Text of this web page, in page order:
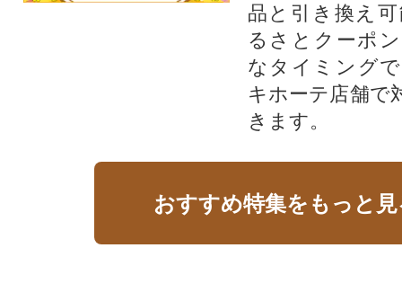
品と引き換え
るさとクーポ
なタイミング
キホーテ店舗で
きます。
おすすめ特集をもっと